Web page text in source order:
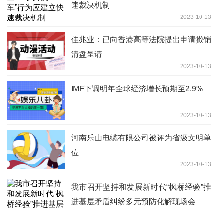
速裁决机制
2023-10-13
佳兆业：已向香港高等法院提出申请撤销
清盘呈请
2023-10-13
IMF下调明年全球经济增长预期至2.9%
2023-10-13
河南乐山电缆有限公司被评为省级文明单
位
2023-10-13
我市召开坚持和发展新时代“枫桥经验”推
进基层矛盾纠纷多元预防化解现场会